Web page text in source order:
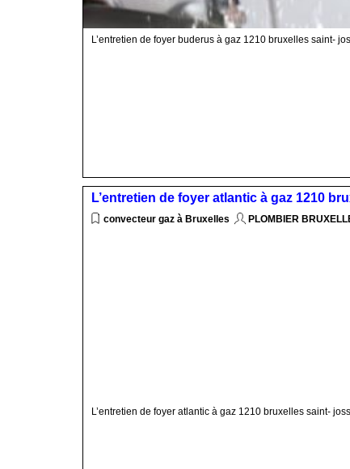
L’entretien de foyer buderus à gaz 1210 bruxelles saint-
L’entretien de foyer atlantic à gaz 1210
convecteur gaz à Bruxelles PLOMBIER
L’entretien de foyer atlantic à gaz 1210 bruxelles saint-